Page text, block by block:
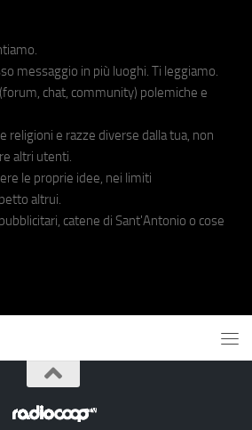
messaggio in più luoghi. Ti leggiamo.
chat, community) polemiche e
religioni e razze diverse dalla tua, non
altri utenti.
le proprie idee, nei limiti
altrui.
catene di Sant'Antonio o cose